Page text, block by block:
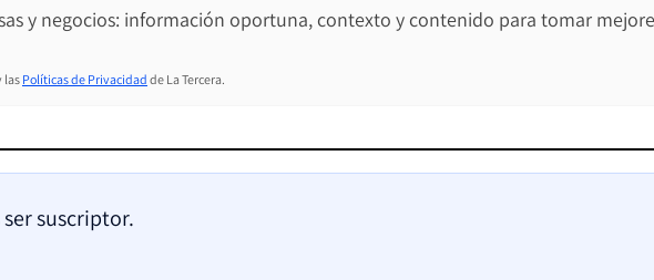
y negocios: información oportuna, contexto y contenido para tomar
lasPolíticas de Privacidad de La Tercera.
suscriptor.